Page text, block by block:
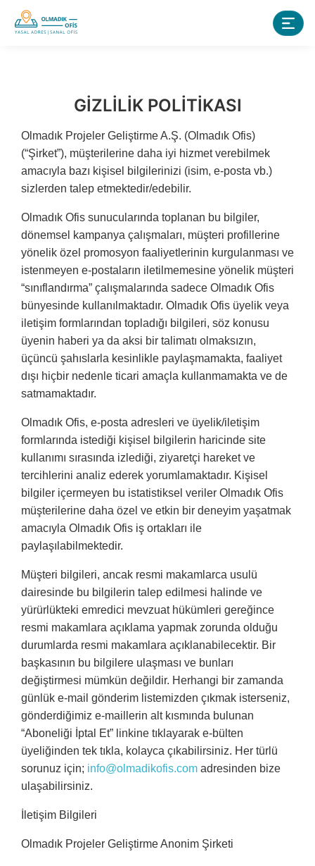
GİZLİLİK POLİTİKASI
Olmadık Projeler Geliştirme A.Ş. (Olmadık Ofis)
(“Şirket”), müşterilerine daha iyi hizmet verebilmek
amacıyla bazı kişisel bilgilerinizi (isim, e-posta vb.)
sizlerden talep etmektedir/edebilir.
Olmadık Ofis sunucularında toplanan bu bilgiler,
dönemsel kampanya çalışmaları, müşteri profillerine
yönelik özel promosyon faaliyetlerinin kurgulanması ve
istenmeyen e-postaların iletilmemesine yönelik müşteri
“sınıflandırma” çalışmalarında sadece Olmadık Ofis
bünyesinde kullanılmaktadır. Olmadık Ofis üyelik veya
iletişim formlarından topladığı bilgileri, söz konusu
üyenin haberi ya da aksi bir talimatı olmaksızın,
üçüncü şahıslarla kesinlikle paylaşmamakta, faaliyet
dışı hiçbir nedenle ticari amaçla kullanmamakta ve de
satmamaktadır.
Olmadık Ofis, e-posta adresleri ve üyelik/iletişim
formlarında istediği kişisel bilgilerin haricinde site
kullanımı sırasında izlediği, ziyaretçi hareket ve
tercihlerini analiz ederek yorumlamaktadır. Kişisel
bilgiler içermeyen bu istatistiksel veriler Olmadık Ofis
müşterilerine daha özel ve etkin bir deneyim yaşatmak
amacıyla Olmadık Ofis iş ortakları ile
paylaşılabilmektedir.
Müşteri bilgileri, ancak resmi makamlarca usulü
dairesinde bu bilgilerin talep edilmesi halinde ve
yürürlükteki emredici mevzuat hükümleri gereğince
resmi makamlara açıklama yapmak zorunda olduğu
durumlarda resmi makamlara açıklanabilecektir. Bir
başkasının bu bilgilere ulaşması ve bunları
değiştirmesi mümkün değildir. Herhangi bir zamanda
günlük e-mail gönderim listemizden çıkmak isterseniz,
gönderdiğimiz e-maillerin alt kısmında bulunan
“Aboneliği İptal Et” linkine tıklayarak e-bülten
üyeliğinden tek tıkla, kolayca çıkabilirsiniz. Her türlü
sorunuz için; info@olmadikofis.com adresinden bize
ulaşabilirsiniz.
İletişim Bilgileri
Olmadık Projeler Geliştirme Anonim Şirketi